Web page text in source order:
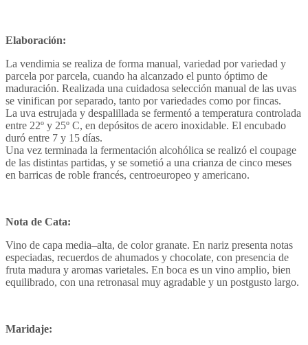
Elaboración:
La vendimia se realiza de forma manual, variedad por variedad y
parcela por parcela, cuando ha alcanzado el punto óptimo de
maduración. Realizada una cuidadosa selección manual de las uvas
se vinifican por separado, tanto por variedades como por fincas.
La uva estrujada y despalillada se fermentó a temperatura controlada
entre 22º y 25º C, en depósitos de acero inoxidable. El encubado
duró entre 7 y 15 días.
Una vez terminada la fermentación alcohólica se realizó el coupage
de las distintas partidas, y se sometió a una crianza de cinco meses
en barricas de roble francés, centroeuropeo y americano.
Nota de Cata:
Vino de capa media–alta, de color granate. En nariz presenta notas
especiadas, recuerdos de ahumados y chocolate, con presencia de
fruta madura y aromas varietales. En boca es un vino amplio, bien
equilibrado, con una retronasal muy agradable y un postgusto largo.
Maridaje: